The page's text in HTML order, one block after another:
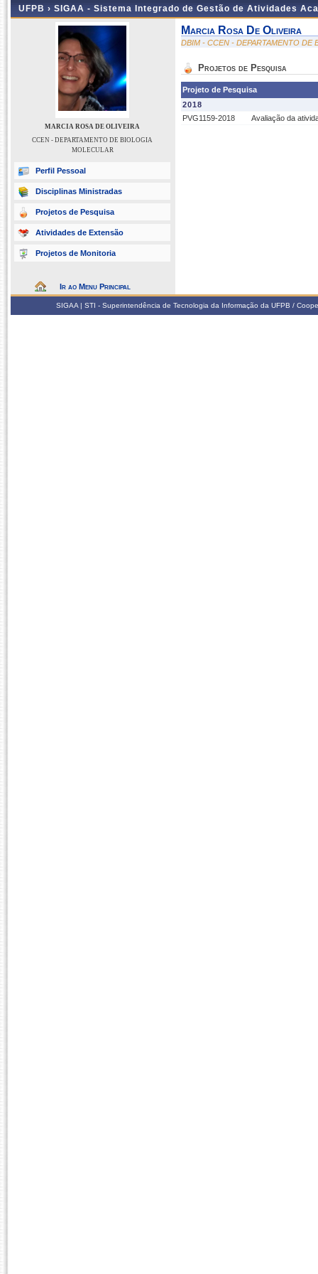
UFPB › SIGAA - Sistema Integrado de Gestão de Atividades
MARCIA ROSA DE OLIVEIRA
CCEN - DEPARTAMENTO DE BIOLOGIA
MOLECULAR
Perfil Pessoal
Disciplinas Ministradas
Projetos de Pesquisa
Atividades de Extensão
Projetos de Monitoria
Ir ao Menu Principal
Marcia Rosa De Oliveira
DBIM - CCEN - DEPARTAMENTO DE
Projetos de Pesquisa
Projeto de Pesquisa
2018
PVG1159-2018
Avaliação da
SIGAA | STI - Superintendência de Tecnologia da Informação da UFPB /